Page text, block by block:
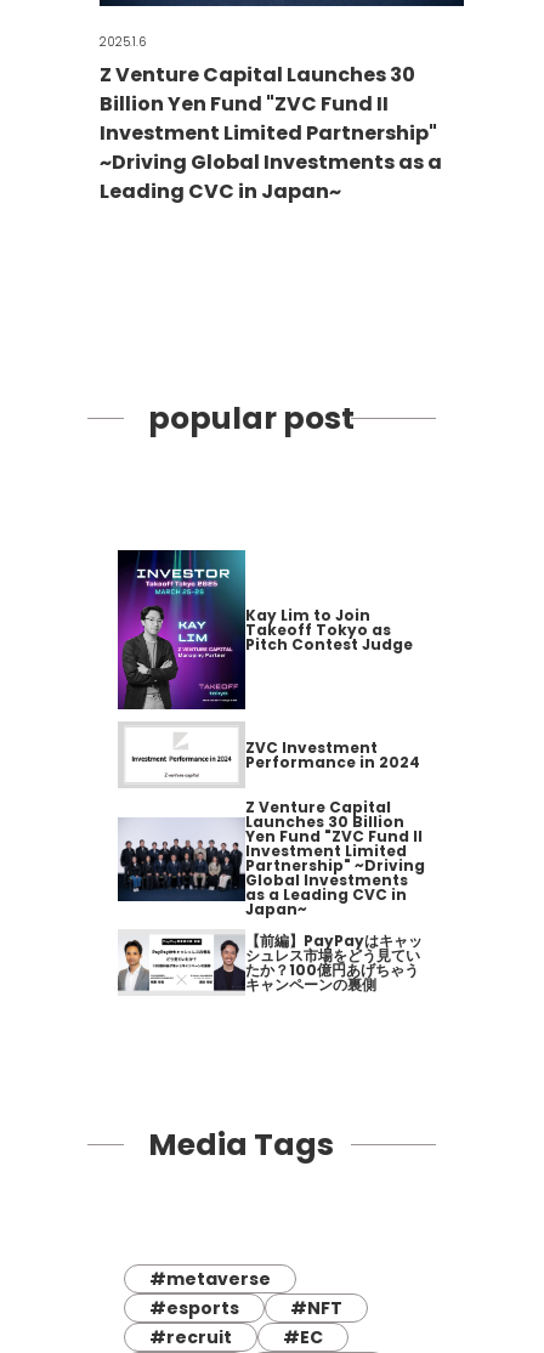
2025.1.6
Z Venture Capital Launches 30
Billion Yen Fund "ZVC Fund II
Investment Limited Partnership"
~Driving Global Investments as a
Leading CVC in Japan~
popular post
Kay Lim to Join
Takeoff Tokyo as
Pitch Contest Judge
ZVC Investment
Performance in 2024
Z Venture Capital
Launches 30 Billion
Yen Fund "ZVC Fund II
Investment Limited
Partnership" ~Driving
Global Investments
as a Leading CVC in
Japan~
【前編】PayPayはキャッ
シュレス市場をどう見てい
たか？100億円あげちゃう
キャンペーンの裏側
Media Tags
#metaverse
#esports
#NFT
#recruit
#EC